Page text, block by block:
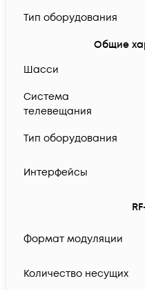
Тип оборудования
Общие
Шасси
Система
телевещания
Тип оборудования
Интерфейсы
Формат модуляции
Количество несущих